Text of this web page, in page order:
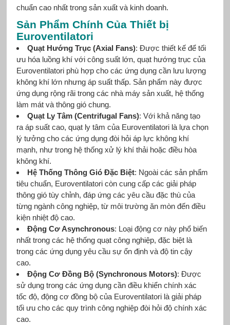
chuẩn cao nhất trong sản xuất và kinh doanh.
Sản Phẩm Chính Của Thiết bị
Euroventilatori
Quạt Hướng Trục (Axial Fans): Được thiết kế để tối
ưu hóa luồng khí với công suất lớn, quạt hướng trục của
Euroventilatori phù hợp cho các ứng dụng cần lưu lượng
không khí lớn nhưng áp suất thấp. Sản phẩm này được
ứng dụng rộng rãi trong các nhà máy sản xuất, hệ thống
làm mát và thông gió chung.
Quạt Ly Tâm (Centrifugal Fans): Với khả năng tạo
ra áp suất cao, quạt ly tâm của Euroventilatori là lựa chọn
lý tưởng cho các ứng dụng đòi hỏi áp lực không khí
mạnh, như trong hệ thống xử lý khí thải hoặc điều hòa
không khí.
Hệ Thống Thông Gió Đặc Biệt: Ngoài các sản phẩm
tiêu chuẩn, Euroventilatori còn cung cấp các giải pháp
thông gió tùy chỉnh, đáp ứng các yêu cầu đặc thù của
từng ngành công nghiệp, từ môi trường ăn mòn đến điều
kiện nhiệt độ cao.
Động Cơ Asynchronous: Loại động cơ này phổ biến
nhất trong các hệ thống quạt công nghiệp, đặc biệt là
trong các ứng dụng yêu cầu sự ổn định và độ tin cậy
cao.
Động Cơ Đồng Bộ (Synchronous Motors): Được
sử dụng trong các ứng dụng cần điều khiển chính xác
tốc độ, động cơ đồng bộ của Euroventilatori là giải pháp
tối ưu cho các quy trình công nghiệp đòi hỏi độ chính xác
cao.